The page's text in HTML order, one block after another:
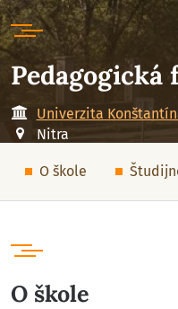
Pedagogická
Univerzita
Nitra
O škole
O škole